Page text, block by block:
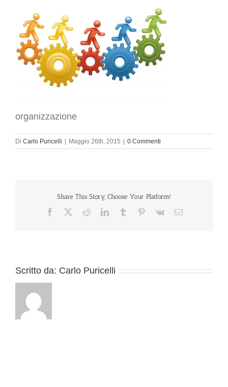
organizzazione
Di Carlo Puricelli Maggio 26th, 2015 0 Commenti
Share This Story, Choose Your Platform!
Facebook RedditLinkedInTumblr Pinterest
Vk Email
Scritto da: Carlo Puricelli